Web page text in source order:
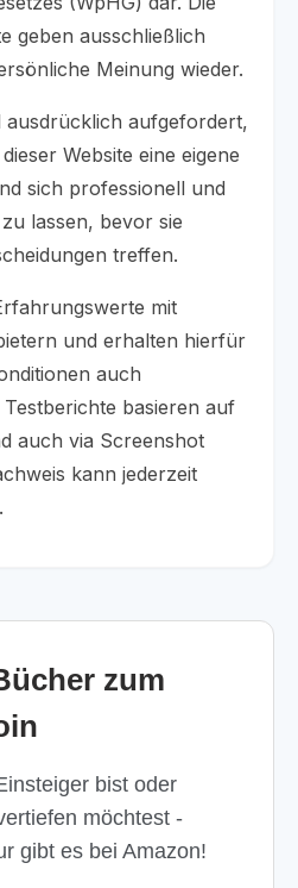
geben ausschließlich
Meinung wieder.
ausdrücklich aufgefordert,
Website eine eigene
sich professionell und
lassen, bevor sie
treffen.
mit
und erhalten hierfür
auch
basieren auf
auch via Screenshot
kann jederzeit
zum
bist oder
möchtest -
gibt es bei Amazon!